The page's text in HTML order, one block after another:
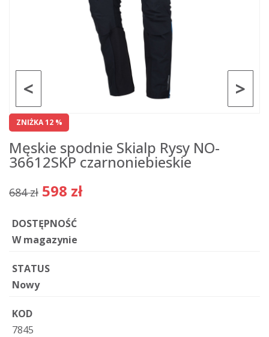
>
<
ZNIŻKA 12 %
Męskie spodnie Skialp Rysy NO-
36612SKP czarnoniebieskie
684 zł 598 zł
DOSTĘPNOŚĆ
W magazynie
STATUS
Nowy
KOD
7845